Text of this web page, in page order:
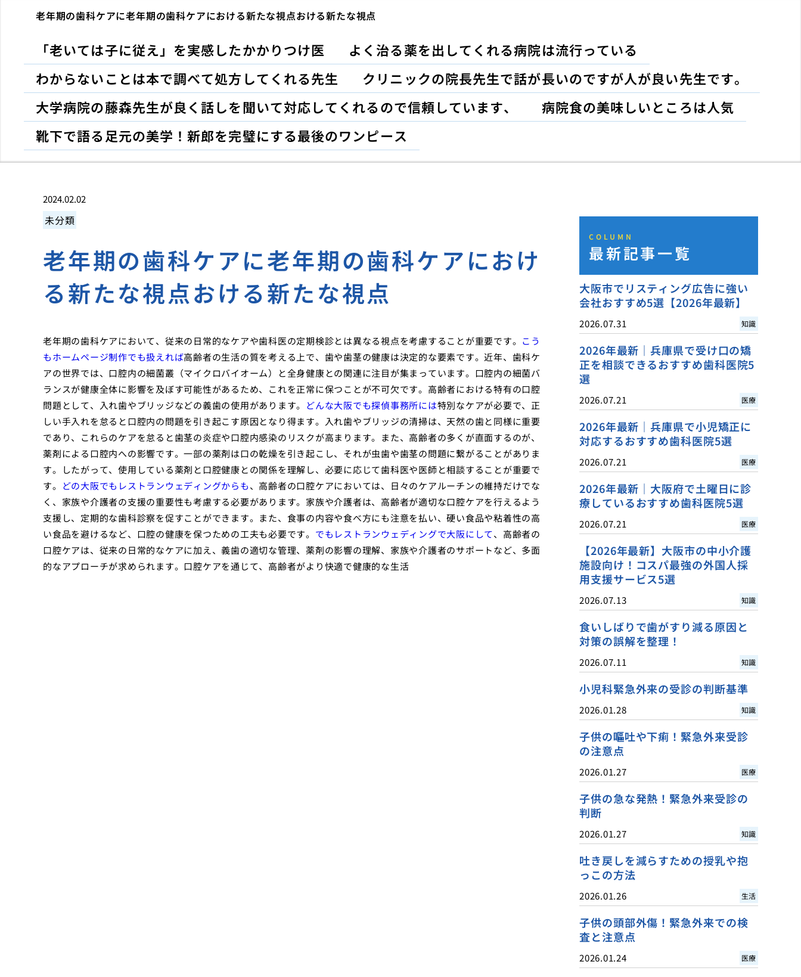
老年期の歯科ケアに老年期の歯科ケアにおける新たな視点おける新たな視点
「老いては子に従え」を実感したかかりつけ医
よく治る薬を出してくれる病院は流行っている
わからないことは本で調べて処方してくれる先生
クリニックの院長先生で話が長いのですが人が良い先生です。
大学病院の藤森先生が良く話しを聞いて対応してくれるので信頼しています、
病院食の美味しいところは人気
靴下で語る足元の美学！新郎を完璧にする最後のワンピース
2024.02.02
未分類
老年期の歯科ケアに老年期の歯科ケアにおけ
る新たな視点おける新たな視点
老年期の歯科ケアにおいて、従来の日常的なケアや歯科医の定期検診とは異なる視点を考慮することが重要です。 こう
もホームページ制作でも扱えれば高齢者の生活の質を考える上で、歯や歯茎の健康は決定的な要素です。近年、歯科ケ
アの世界では、口腔内の細菌叢（マイクロバイオーム）と全身健康との関連に注目が集まっています。口腔内の細菌バ
ランスが健康全体に影響を及ぼす可能性があるため、これを正常に保つことが不可欠です。高齢者における特有の口腔
問題として、入れ歯やブリッジなどの義歯の使用があります。 どんな大阪でも探偵事務所には特別なケアが必要で、正
しい手入れを怠ると口腔内の問題を引き起こす原因となり得ます。入れ歯やブリッジの清掃は、天然の歯と同様に重要
であり、これらのケアを怠ると歯茎の炎症や口腔内感染のリスクが高まります。また、高齢者の多くが直面するのが、
薬剤による口腔内への影響です。一部の薬剤は口の乾燥を引き起こし、それが虫歯や歯茎の問題に繋がることがありま
す。したがって、使用している薬剤と口腔健康との関係を理解し、必要に応じて歯科医や医師と相談することが重要で
す。 どの大阪でもレストランウェディングからも、高齢者の口腔ケアにおいては、日々のケアルーチンの維持だけでな
く、家族や介護者の支援の重要性も考慮する必要があります。家族や介護者は、高齢者が適切な口腔ケアを行えるよう
支援し、定期的な歯科診察を促すことができます。また、食事の内容や食べ方にも注意を払い、硬い食品や粘着性の高
い食品を避けるなど、口腔の健康を保つための工夫も必要です。 でもレストランウェディングで大阪にして、高齢者の
口腔ケアは、従来の日常的なケアに加え、義歯の適切な管理、薬剤の影響の理解、家族や介護者のサポートなど、多面
的なアプローチが求められます。口腔ケアを通じて、高齢者がより快適で健康的な生活
COLUMN
最新記事一覧
大阪市でリスティング広告に強い
会社おすすめ5選【2026年最新】
2026.07.31 知識
2026年最新｜兵庫県で受け口の矯
正を相談できるおすすめ歯科医院5
選
2026.07.21 医療
2026年最新｜兵庫県で小児矯正に
対応するおすすめ歯科医院5選
2026.07.21 医療
2026年最新｜大阪府で土曜日に診
療しているおすすめ歯科医院5選
2026.07.21 医療
【2026年最新】大阪市の中小介護
施設向け！コスパ最強の外国人採
用支援サービス5選
2026.07.13 知識
食いしばりで歯がすり減る原因と
対策の誤解を整理！
2026.07.11 知識
小児科緊急外来の受診の判断基準
2026.01.28 知識
子供の嘔吐や下痢！緊急外来受診
の注意点
2026.01.27 医療
子供の急な発熱！緊急外来受診の
判断
2026.01.27 知識
吐き戻しを減らすための授乳や抱
っこの方法
2026.01.26 生活
子供の頭部外傷！緊急外来での検
査と注意点
2026.01.24 医療